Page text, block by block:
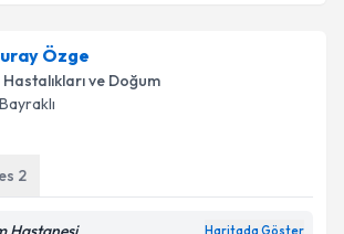
Takvim Talebini Gönder
Ertaşiçin randevu takvimi talebi
bu uzmandan randevu almanız için bir
e-posta ile bilgilendireceğiz.
Özge
Hastalıkları ve Doğum
2
Haritada Göster